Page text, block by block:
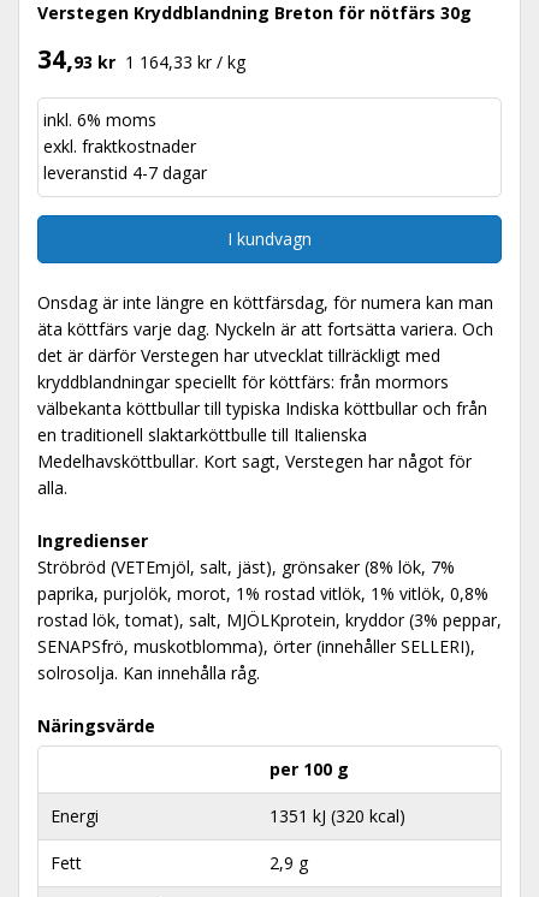
Verstegen Kryddblandning Breton för nötfärs 30g
34,93 kr 1 164,33 kr / kg
inkl. 6% moms
exkl. fraktkostnader
leveranstid 4-7 dagar
I kundvagn
Onsdag är inte längre en köttfärsdag, för numera kan man
äta köttfärs varje dag. Nyckeln är att fortsätta variera. Och
det är därför Verstegen har utvecklat tillräckligt med
kryddblandningar speciellt för köttfärs: från mormors
välbekanta köttbullar till typiska Indiska köttbullar och från
en traditionell slaktarköttbulle till Italienska
Medelhavsköttbullar. Kort sagt, Verstegen har något för
alla.
Ingredienser
Ströbröd (VETEmjöl, salt, jäst), grönsaker (8% lök, 7%
paprika, purjolök, morot, 1% rostad vitlök, 1% vitlök, 0,8%
rostad lök, tomat), salt, MJÖLKprotein, kryddor (3% peppar,
SENAPSfrö, muskotblomma), örter (innehåller SELLERI),
solrosolja. Kan innehålla råg.
Näringsvärde
per 100 g
Energi 1351 kJ (320 kcal)
Fett 2,9 g